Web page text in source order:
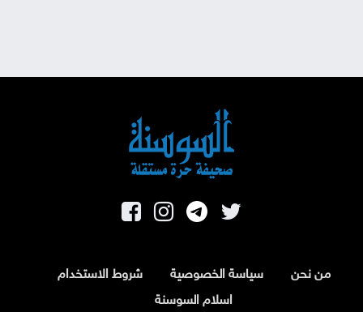
من نحن سياسة الخصوصية
شروط الاستخدام
اسلام السوسنة